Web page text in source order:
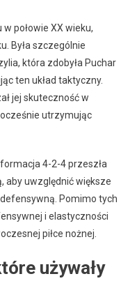
połowie XX wieku,
Była szczególnie
która zdobyła Puchar
ten układ taktyczny.
jej skuteczność w
utrzymując
4-2-4 przeszła
aby uwzględnić większe
Pomimo tych
i elastyczności
piłce nożnej.
używały